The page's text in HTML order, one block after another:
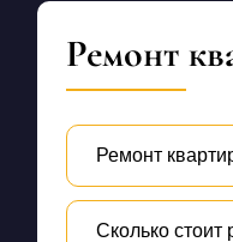
Ремонт
Ремонт
Сколько стоит